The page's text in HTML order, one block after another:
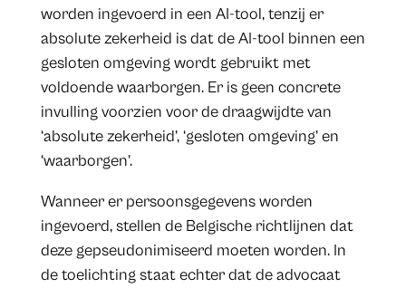
worden ingevoerd in een AI-tool, tenzij er
absolute zekerheid is dat de AI-tool binnen een
gesloten omgeving wordt gebruikt met
voldoende waarborgen. Er is geen concrete
invulling voorzien voor de draagwijdte van
‘absolute zekerheid’, ‘gesloten omgeving’ en
‘waarborgen’.
Wanneer er persoonsgegevens worden
ingevoerd, stellen de Belgische richtlijnen dat
deze gepseudonimiseerd moeten worden. In
de toelichting staat echter dat de advocaat